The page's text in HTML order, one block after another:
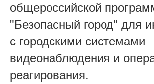
общероссийской
"Безопасный город" для
с городскими системами
видеонаблюдения и
реагирования.